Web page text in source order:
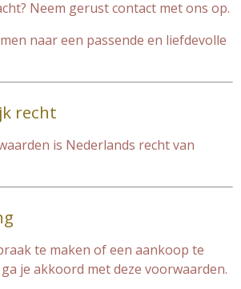
Neem gerust contact met ons op.
naar een passende en liefdevolle
recht
is Nederlands recht van
te maken of een aankoop te
je akkoord met deze voorwaarden.